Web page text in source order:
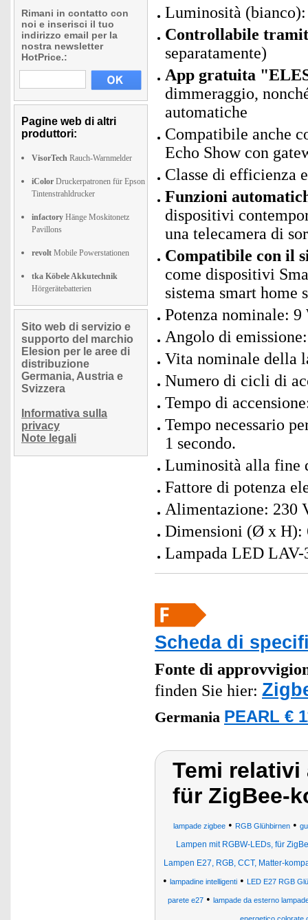
Rimani in contatto con
noi e inserisci il tuo
indirizzo email per la
nostra newsletter
HotPrice.:
Pagine web di altri
produttori:
VisorTech Rauch-Warnmelder
iColor Druckerpatronen für Epson
Tintenstrahldrucker
infactory Hänge Moskitonetz
Pavillons
revolt Mobile Powerstationen
tka Köbele Akkutechnik
Hörgerätebatterien
Sito web di servizio e
supporto del marchio
Elesion per le aree di
distribuzione
Germania, Austria e
Svizzera
Informativa sulla
privacy
Note legali
Luminosità
Controllabile
separatamente)
App gratuita
dimmeraggio,
automatiche
Compatibile anche
Echo Show con
Classe di efficienza
Funzioni
dispositivi
una telecamera di
Compatibile con il
come dispositivi
sistema smart home
Potenza nominale:
Angolo di
Vita nominale della
Numero di cicli di
Tempo di
Tempo necessario
1 secondo.
Luminosità alla fine
Fattore di potenza
Alimentazione: 230
Dimensioni (Ø x H):
Lampada LED
Scheda di
Fonte di
finden Sie hier:
Germania PEARL €
Temi relativi
für ZigBee-
lampade zigbee• RGB Glühbirnen•
Lampen mit RGBW-LEDs, für
Lampen E27, RGB, CCT, Matter-
• lampadine intelligenti• LED E27 RGB
parete e27 • lampade da esterno